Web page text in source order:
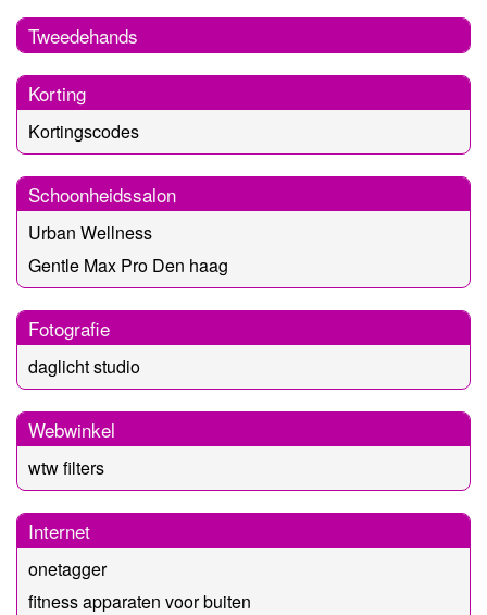
Tweedehands
Korting
Kortingscodes
Schoonheidssalon
Urban Wellness
Gentle Max Pro Den haag
Fotografie
daglicht studio
Webwinkel
wtw filters
Internet
onetagger
fitness apparaten voor buiten